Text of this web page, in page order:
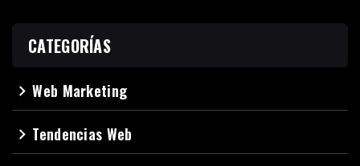
CATEGORÍAS
navigate_nextWeb Marketing
navigate_next Tendencias Web